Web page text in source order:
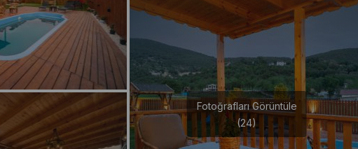
Fotoğrafları Görüntüle
(24)